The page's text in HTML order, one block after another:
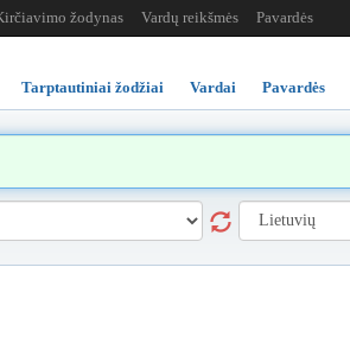
žodynas Vardų reikšmės Pavardės
Tarptautiniai žodžiai Vardai Pavardės